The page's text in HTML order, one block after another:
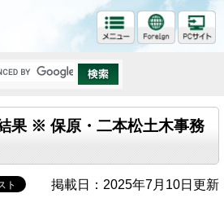
果 ※ 保原・二本松土木事務
掲載日：2025年7月10日更新